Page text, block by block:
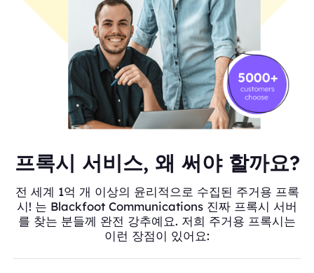
프록시 서비스, 왜 써야 할까요?
전 세계 1억 개 이상의 윤리적으로 수집된 주거용 프록
시! 는 Blackfoot Communications 진짜 프록시 서버
를 찾는 분들께 완전 강추예요. 저희 주거용 프록시는
이런 장점이 있어요: